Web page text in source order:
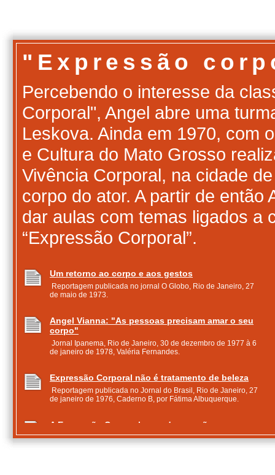
"Expressão
Percebendo o interesse da
Corporal", Angel abre uma
Leskova. Ainda em 1970, com
e Cultura do Mato Grosso
Vivência Corporal, na cidade
corpo do ator. A partir de
dar aulas com temas ligados a
“Expressão Corporal”.
Um retorno ao corpo e aos gestos
Reportagem publicada no jornal O Globo, Rio de Janeiro, 27
de maio de 1973.
Angel Vianna: "As pessoas precisam amar o seu
corpo"
Jornal Ipanema, Rio de Janeiro, 30 de dezembro de 1977 à 6
de janeiro de 1978, Valéria Fernandes.
Expressão Corporal não é tratamento de beleza
Reportagem publicada no Jornal do Brasil, Rio de Janeiro, 27
de janeiro de 1976, Caderno B, por Fátima Albuquerque.
A Expressão Corporal, a moda que não passou
em busca da emoção o corpo